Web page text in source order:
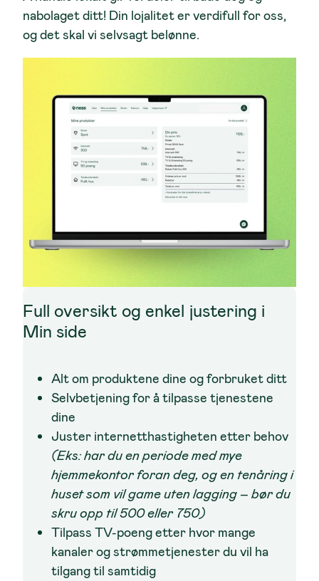
nabolaget ditt! Din lojalitet er verdifull for oss,
og det skal vi selvsagt belønne.
Full oversikt og enkel justering i
Min side
Alt om produktene dine og forbruket ditt
Selvbetjening for å tilpasse tjenestene
dine
Juster internetthastigheten etter behov
(Eks: har du en periode med mye
hjemmekontor foran deg, og en tenåring i
huset som vil game uten lagging – bør du
skru opp til 500 eller 750)
Tilpass TV-poeng etter hvor mange
kanaler og strømmetjenester du vil ha
tilgang til samtidig